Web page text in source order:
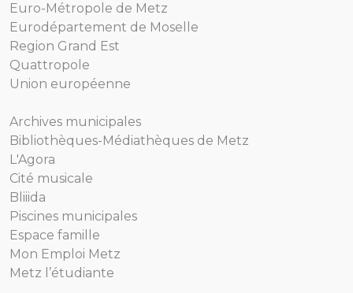
Euro-Métropole de Metz
Eurodépartement de Moselle
Region Grand Est
Quattropole
Union européenne
Archives municipales
Bibliothèques-Médiathèques de Metz
L'Agora
Cité musicale
Bliiida
Piscines municipales
Espace famille
Mon Emploi Metz
Metz l’étudiante